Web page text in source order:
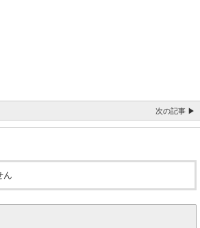
次の記事 ▶
ん